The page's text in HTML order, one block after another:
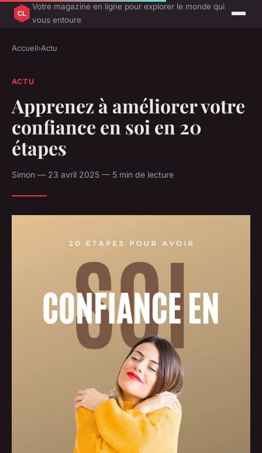
Votre magazine en ligne pour explorer le monde qui
vous entoure
Accueil›Actu
ACTU
Apprenez à améliorer votre
confiance en soi en 20
étapes
Simon — 23 avril 2025 — 5 min de lecture